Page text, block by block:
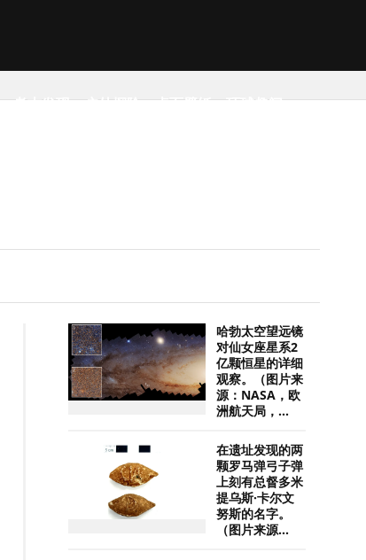
考古发现 户外探险 桌面壁纸 环球趣闻
哈勃太空望远镜
对仙女座星系2
亿颗恒星的详细
观察。（图片来
源：NASA，欧
洲航天局，...
在遗址发现的两
颗罗马弹弓子弹
上刻有总督多米
提乌斯·卡尔文
努斯的名字。
（图片来源...